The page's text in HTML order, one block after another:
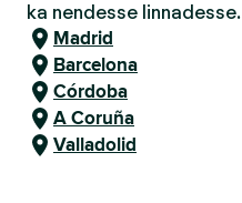
ka nendesse linnadesse.
Madrid
Barcelona
Córdoba
A Coruña
Valladolid